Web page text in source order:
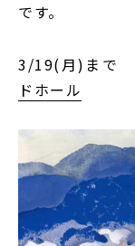
です。
3/19(月)まで
ドホール